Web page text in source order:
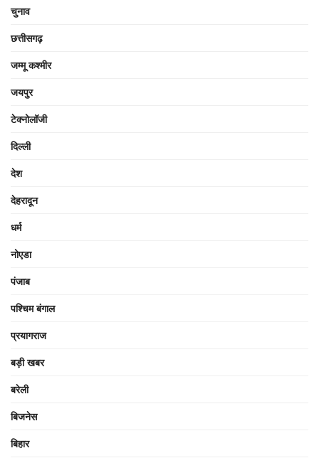
चुनाव
छत्तीसगढ़
जम्मू कश्मीर
जयपुर
टेक्नोलॉजी
दिल्ली
देश
देहरादून
धर्म
नोएडा
पंजाब
पश्चिम बंगाल
प्रयागराज
बड़ी खबर
बरेली
बिजनेस
बिहार